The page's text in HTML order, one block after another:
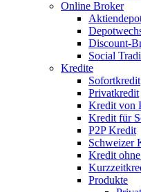
Online Broker
Discount-
Social
Kredite
Sofortkredit
Privatkredit
Kredit von
Kredit für
P2P Kredit
Schweizer
Kredit
Produkte